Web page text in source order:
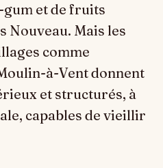
gum et de fruits
Nouveau. Mais les
comme
à-Vent donnent
et structurés, à
capables de vieillir